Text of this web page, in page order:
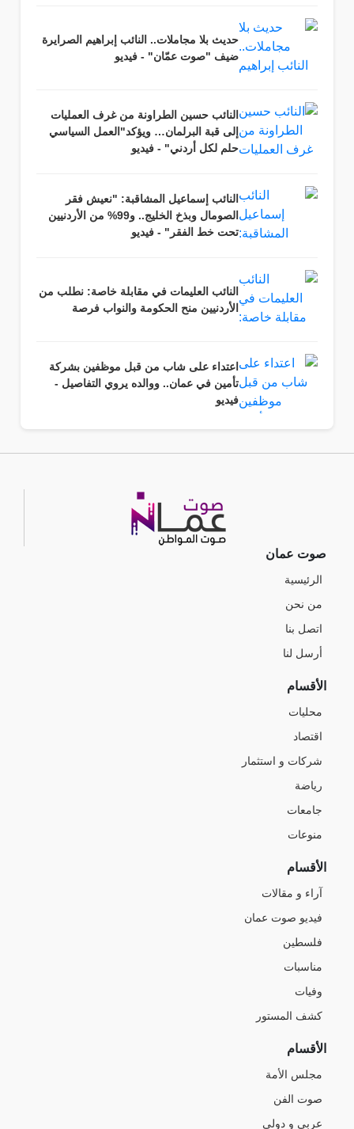
حديث بلا مجاملات.. النائب إبراهيم الصرايرة
ضيف "صوت عمّان" - فيديو
النائب حسين الطراونة من غرف العمليات
إلى قبة البرلمان… ويؤكد"العمل السياسي
حلم لكل أردني" - فيديو
النائب إسماعيل المشاقبة: "نعيش فقر
الصومال وبذخ الخليج.. و99% من الأردنيين
تحت خط الفقر" - فيديو
النائب العليمات في مقابلة خاصة: نطلب من
الأردنيين منح الحكومة والنواب فرصة
اعتداء على شاب من قبل موظفين بشركة
تأمين في عمان.. ووالده يروي التفاصيل -
فيديو
صوت عمان
الرئيسية
من نحن
اتصل بنا
أرسل لنا
الأقسام
محليات
اقتصاد
شركات و استثمار
رياضة
جامعات
منوعات
الأقسام
آراء و مقالات
فيديو صوت عمان
فلسطين
مناسبات
وفيات
كشف المستور
الأقسام
مجلس الأمة
صوت الفن
عربي و دولي